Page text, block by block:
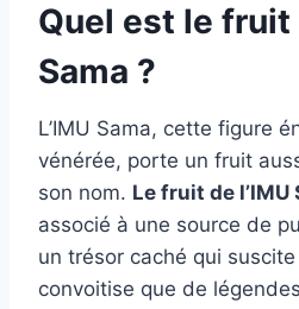
Quel est le fruit
Sama ?
L’IMU Sama, cette figure
vénérée, porte un fruit
son nom. Le fruit de l’IMU
associé à une source de
un trésor caché qui
convoitise que de